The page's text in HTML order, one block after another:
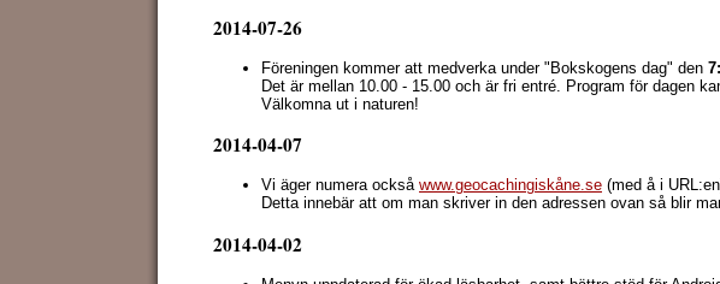
2014-07-26
Föreningen kommer att medverka under "Bokskogens dag" den
Det är mellan 10.00 - 15.00 och är fri entré. Program för dagen
Välkomna ut i naturen!
2014-04-07
Vi äger numera också www.geocachingiskåne.se (med å i
Detta innebär att om man skriver in den adressen ovan så blir
2014-04-02